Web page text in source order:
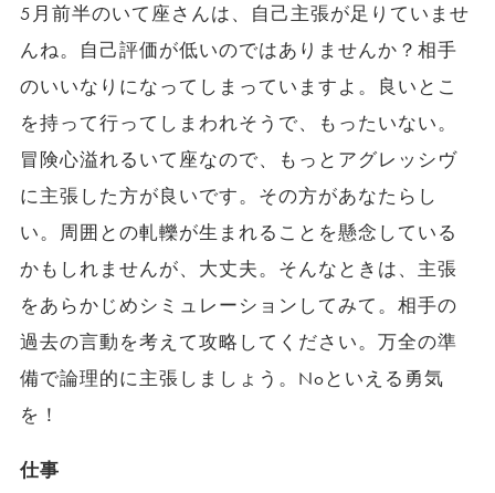
5月前半のいて座さんは、自己主張が足りていませ
んね。自己評価が低いのではありませんか？相手
のいいなりになってしまっていますよ。良いとこ
を持って行ってしまわれそうで、もったいない。
冒険心溢れるいて座なので、もっとアグレッシヴ
に主張した方が良いです。その方があなたらし
い。周囲との軋轢が生まれることを懸念している
かもしれませんが、大丈夫。そんなときは、主張
をあらかじめシミュレーションしてみて。相手の
過去の言動を考えて攻略してください。万全の準
備で論理的に主張しましょう。Noといえる勇気
を！
仕事